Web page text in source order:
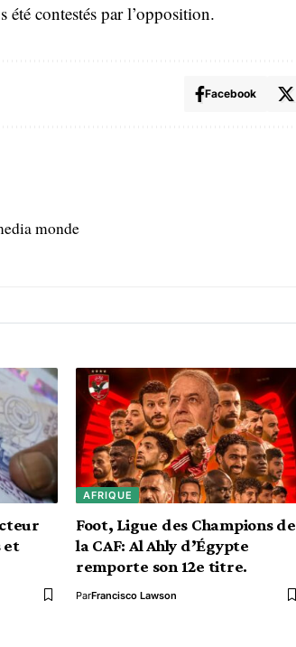
contestés par l’opposition.
Facebook
monde
et
AFRIQUE
Foot, Ligue des Champions de
la CAF: Al Ahly d’Égypte
remporte son 12e titre.
ParFrancisco Lawson